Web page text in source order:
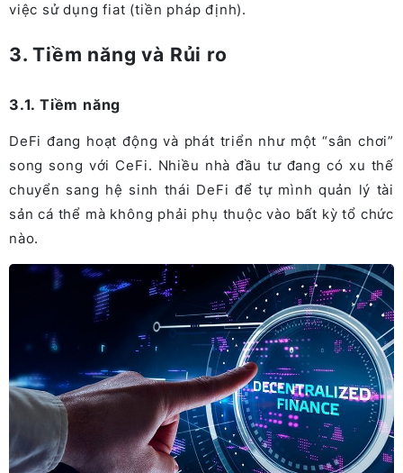
việc sử dụng fiat (tiền pháp định).
3. Tiềm năng và Rủi ro
3.1. Tiềm năng
DeFi đang hoạt động và phát triển như một “sân chơi”
song song với CeFi. Nhiều nhà đầu tư đang có xu thế
chuyển sang hệ sinh thái DeFi để tự mình quản lý tài
sản cá thể mà không phải phụ thuộc vào bất kỳ tổ chức
nào.